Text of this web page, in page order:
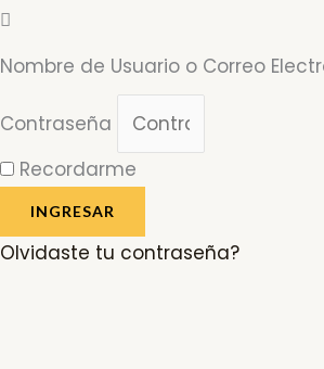
Nombre de Usuario o Correo
Contraseña
Recordarme
INGRESAR
Olvidaste tu contraseña?